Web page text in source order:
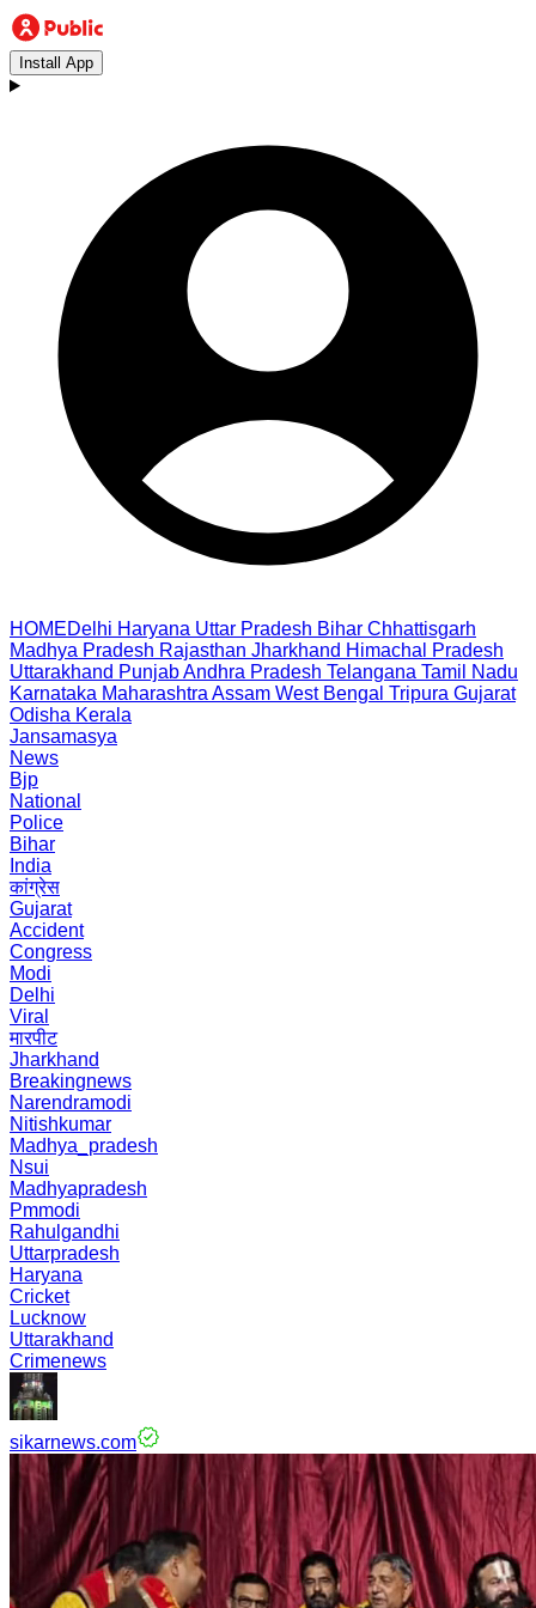
Install App
HOMEDelhi Haryana Uttar Pradesh Bihar Chhattisgarh
Madhya Pradesh Rajasthan Jharkhand Himachal Pradesh
Uttarakhand PunjabAndhra Pradesh Telangana Tamil Nadu
Karnataka Maharashtra Assam West Bengal Tripura Gujarat
Odisha Kerala
Jansamasya
News
Bjp
National
Police
Bihar
India
कांग्रेस
Gujarat
Accident
Congress
Modi
Delhi
Viral
मारपीट
Jharkhand
Breakingnews
Narendramodi
Nitishkumar
Madhya_pradesh
Nsui
Madhyapradesh
Pmmodi
Rahulgandhi
Uttarpradesh
Haryana
Cricket
Lucknow
Uttarakhand
Crimenews
sikarnews.com